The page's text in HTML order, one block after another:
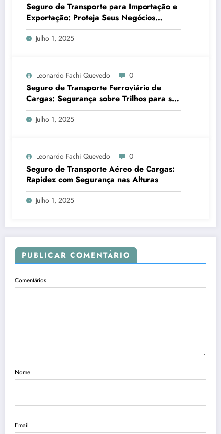
Seguro de Transporte para Importação e
Exportação: Proteja Seus Negócios
Internacionais do Início ao Fim
Julho 1, 2025
Leonardo Fachi Quevedo 0
Seguro de Transporte Ferroviário de
Cargas: Segurança sobre Trilhos para sua
Logística
Julho 1, 2025
Leonardo Fachi Quevedo 0
Seguro de Transporte Aéreo de Cargas:
Rapidez com Segurança nas Alturas
Julho 1, 2025
PUBLICAR COMENTÁRIO
Comentários
Nome
Email